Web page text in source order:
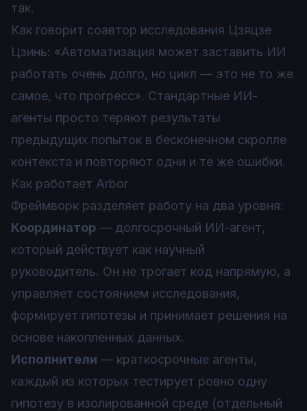
так.
Как говорит соавтор исследования Цзяцзе
Цзинь: «Автоматизация может заставить ИИ
работать очень долго, но цикл — это не то же
самое, что прогресс». Стандартные ИИ-
агенты просто теряют результаты
предыдущих попыток в бесконечном скролле
контекста и повторяют одни и те же ошибки.
Как работает Arbor
Фреймворк разделяет работу на два уровня:
Координатор — долгосрочный ИИ-агент,
который действует как научный
руководитель. Он не трогает код напрямую, а
управляет состоянием исследования,
формирует гипотезы и принимает решения на
основе накопленных данных.
Исполнители — краткосрочные агенты,
каждый из которых тестирует ровно одну
гипотезу в изолированной среде (отдельный